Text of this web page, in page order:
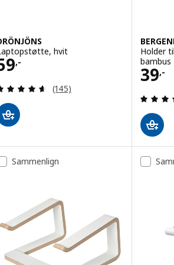
hvit
,- 59,-
Gjennomgang: 4.6 av 5
(145)
Holder
bambus
39,-
Pris
Sammenlign